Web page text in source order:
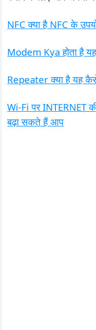
NFC क्या है NFC के
Modem Kya होता है
Repeater क्या है यह
Wi-Fi पर INTERNET
बढ़ा सकते हैं आप